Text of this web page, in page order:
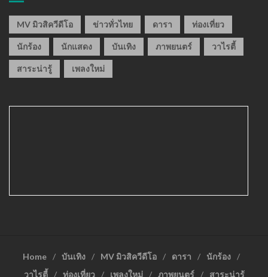
MV มิวสิควีดีโอ ข่าวทั่วไทย ดารา ท่องเที่ยว
นักร้อง นักแสดง บันเทิง ภาพยนตร์ วาไรตี้
สาระน่ารู้ เพลงใหม่
Home บันเทิง MV มิวสิควีดีโอ ดารา
นักร้อง
วาไรตี้
ท่องเที่ยว เพลงใหม่ ภาพยนตร์ สาระน่ารู้